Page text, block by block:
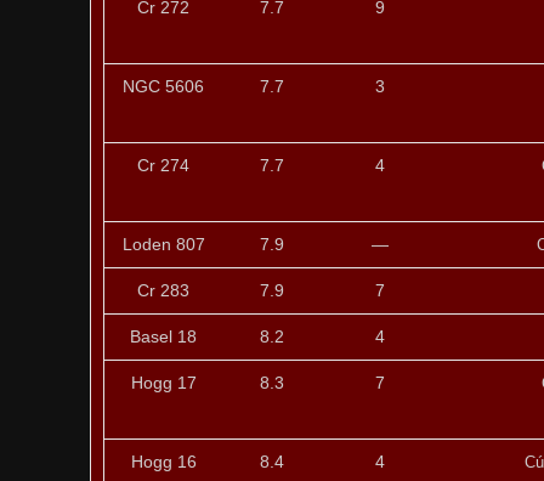
Cr 272 7.7 9
NGC 5606 7.7 3
Cr 274 7.7 4
Loden 807 7.9 —
Cr 283 7.9 7
Basel 18 8.2 4
Hogg 17 8.3 7
Hogg 16 8.4 4